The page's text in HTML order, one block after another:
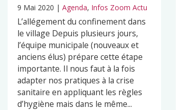
9 Mai 2020 | Agenda, Infos Zoom Actu
L’allégement du confinement dans
le village Depuis plusieurs jours,
l’équipe municipale (nouveaux et
anciens élus) prépare cette étape
importante. Il nous faut à la fois
adapter nos pratiques à la crise
sanitaire en appliquant les règles
d’hygiène mais dans le même...